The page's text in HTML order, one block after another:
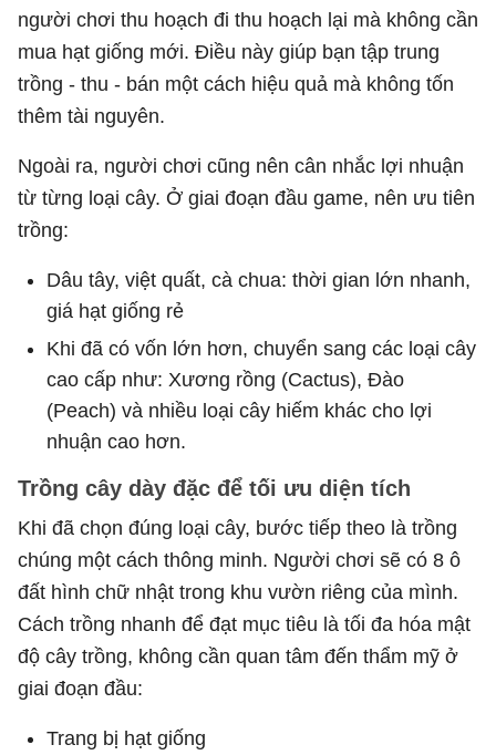
người chơi thu hoạch đi thu hoạch lại mà không cần
mua hạt giống mới. Điều này giúp bạn tập trung
trồng - thu - bán một cách hiệu quả mà không tốn
thêm tài nguyên.
Ngoài ra, người chơi cũng nên cân nhắc lợi nhuận
từ từng loại cây. Ở giai đoạn đầu game, nên ưu tiên
trồng:
Dâu tây, việt quất, cà chua: thời gian lớn nhanh,
giá hạt giống rẻ
Khi đã có vốn lớn hơn, chuyển sang các loại cây
cao cấp như: Xương rồng (Cactus), Đào
(Peach) và nhiều loại cây hiếm khác cho lợi
nhuận cao hơn.
Trồng cây dày đặc để tối ưu diện tích
Khi đã chọn đúng loại cây, bước tiếp theo là trồng
chúng một cách thông minh. Người chơi sẽ có 8 ô
đất hình chữ nhật trong khu vườn riêng của mình.
Cách trồng nhanh để đạt mục tiêu là tối đa hóa mật
độ cây trồng, không cần quan tâm đến thẩm mỹ ở
giai đoạn đầu:
Trang bị hạt giống